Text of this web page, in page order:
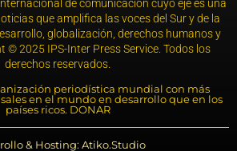
de comunicación cuyo eje es una
que amplifica las voces del Sur y de la
globalización, derechos humanos y
© 2025 IPS-Inter Press Service. Todos los
derechos reservados.
periodística mundial con más
en el mundo en desarrollo que en los
países ricos. DONAR
& Hosting: Atiko.Studio